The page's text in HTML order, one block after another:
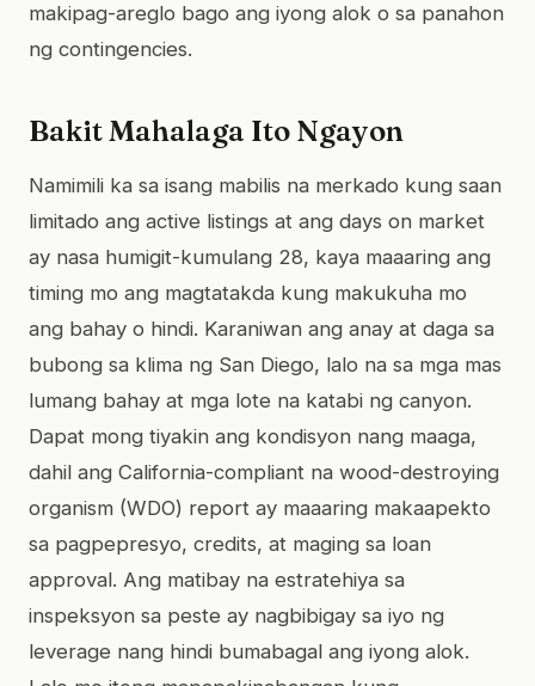
makipag-areglo bago ang iyong alok o sa panahon
ng contingencies.
Bakit Mahalaga Ito Ngayon
Namimili ka sa isang mabilis na merkado kung saan
limitado ang active listings at ang days on market
ay nasa humigit-kumulang 28, kaya maaaring ang
timing mo ang magtatakda kung makukuha mo
ang bahay o hindi. Karaniwan ang anay at daga sa
bubong sa klima ng San Diego, lalo na sa mga mas
lumang bahay at mga lote na katabi ng canyon.
Dapat mong tiyakin ang kondisyon nang maaga,
dahil ang California-compliant na wood-destroying
organism (WDO) report ay maaaring makaapekto
sa pagpepresyo, credits, at maging sa loan
approval. Ang matibay na estratehiya sa
inspeksyon sa peste ay nagbibigay sa iyo ng
leverage nang hindi bumabagal ang iyong alok.